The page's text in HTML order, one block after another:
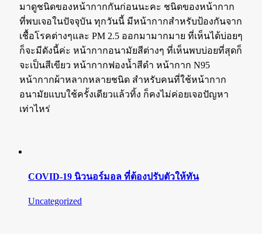
มาดูชนิดของหน้ากากกันก่อนนะคะ ชนิดของหน้ากาก
ที่พบเจอในปัจจุบัน ทุกวันนี้ มีหน้ากากสำหรับป้องกันจาก
เชื้อโรคต่างๆและ PM 2.5 ออกมามากมาย ที่เห็นได้บ่อยๆ
ก็จะมีดังนี้ค่ะ หน้ากากอนามัยสีต่างๆ ที่เห็นพบบ่อยที่สุดก็
จะเป็นสีเขียว หน้ากากฟองน้ำสีดำ หน้ากาก N95
หน้ากากผ้าหลากหลายชนิด สำหรับคนที่ใช้หน้ากาก
อนามัยแบบใช้ครั้งเดียวแล้วทิ้ง ก็คงไม่ค่อยเจอปัญหา
เท่าไหร่
COVID-19 นิวนอร์มอล ที่ต้องปรับตัวให้ทัน
Uncategorized